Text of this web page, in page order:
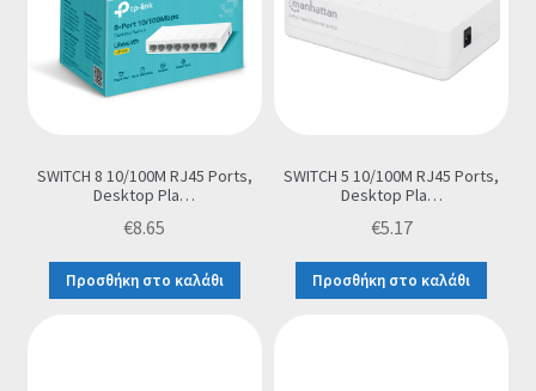
SWITCH 8 10/100M RJ45 Ports,
Desktop Pla…
€8.65
Προσθήκη στο καλάθι
SWITCH 5 10/100M RJ45 Ports,
Desktop Pla…
€5.17
Προσθήκη στο καλάθι